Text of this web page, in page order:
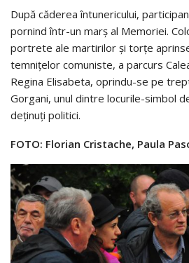
După căderea întunericului,
pornind într-un marș al Memoriei.
portrete ale martirilor și torțe
temnițelor comuniste, a parcurs
Regina Elisabeta, oprindu-se pe
Gorgani, unul dintre locurile-simbol
deținuți politici.
FOTO: Florian Cristache, Paula